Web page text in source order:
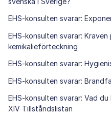
EHS-konsulten svarar:
EHS-konsulten svarar:
kemikalieförteckning
EHS-konsulten svarar:
EHS-konsulten svarar:
EHS-konsulten svarar: Vad
XIV Tillståndslistan